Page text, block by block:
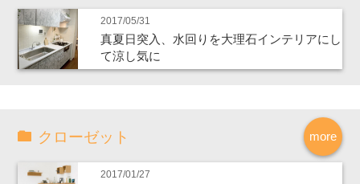
2017/05/31
真夏日突入、水回りを大理石インテリアにし
て涼し気に
more
クローゼット
2017/01/27